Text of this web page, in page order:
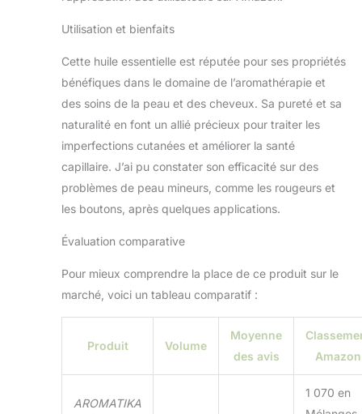
d'arbre à thé
rafraîchit l'air et
réduit les
mauvaises odeurs.
Cette huile pure
crée une ambiance
légère et embaume
l'air d'un parfum
agréable Ajoutez
quelques gouttes
savons et bougies
artisanaux pour
créer un parfum
agréable,
rafraîchissant et
durable L'huile
essentielle D’arbre À
dans un flacon bien
Utilisation et bienfaits
Cette huile essentielle est réputée pour ses propriétés
bénéfiques dans le domaine de l’aromathérapie et
des soins de la peau et des cheveux. Sa pureté et sa
naturalité en font un allié précieux pour traiter les
imperfections cutanées et améliorer la santé
capillaire. J’ai pu constater son efficacité sur des
problèmes de peau mineurs, comme les rougeurs et
les boutons, après quelques applications.
Évaluation comparative
Pour mieux comprendre la place de ce produit sur le
marché, voici un tableau comparatif :
Produit Volume
Moyenne
des avis
Amazon
AROMATIKA
1 070 en